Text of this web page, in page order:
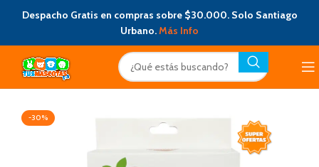
Despacho Gratis en compras sobre $30.000. Solo Santiago
Urbano.Más Info
-30%